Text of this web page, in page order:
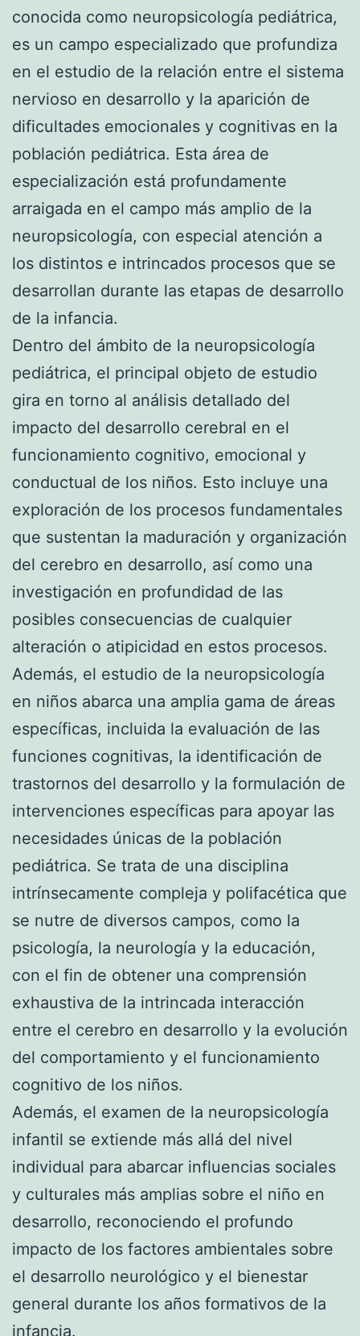
conocida como neuropsicología pediátrica,
es un campo especializado que profundiza
en el estudio de la relación entre el sistema
nervioso en desarrollo y la aparición de
dificultades emocionales y cognitivas en la
población pediátrica. Esta área de
especialización está profundamente
arraigada en el campo más amplio de la
neuropsicología, con especial atención a
los distintos e intrincados procesos que se
desarrollan durante las etapas de desarrollo
de la infancia.
Dentro del ámbito de la neuropsicología
pediátrica, el principal objeto de estudio
gira en torno al análisis detallado del
impacto del desarrollo cerebral en el
funcionamiento cognitivo, emocional y
conductual de los niños. Esto incluye una
exploración de los procesos fundamentales
que sustentan la maduración y organización
del cerebro en desarrollo, así como una
investigación en profundidad de las
posibles consecuencias de cualquier
alteración o atipicidad en estos procesos.
Además, el estudio de la neuropsicología
en niños abarca una amplia gama de áreas
específicas, incluida la evaluación de las
funciones cognitivas, la identificación de
trastornos del desarrollo y la formulación de
intervenciones específicas para apoyar las
necesidades únicas de la población
pediátrica. Se trata de una disciplina
intrínsecamente compleja y polifacética que
se nutre de diversos campos, como la
psicología, la neurología y la educación,
con el fin de obtener una comprensión
exhaustiva de la intrincada interacción
entre el cerebro en desarrollo y la evolución
del comportamiento y el funcionamiento
cognitivo de los niños.
Además, el examen de la neuropsicología
infantil se extiende más allá del nivel
individual para abarcar influencias sociales
y culturales más amplias sobre el niño en
desarrollo, reconociendo el profundo
impacto de los factores ambientales sobre
el desarrollo neurológico y el bienestar
general durante los años formativos de la
infancia.